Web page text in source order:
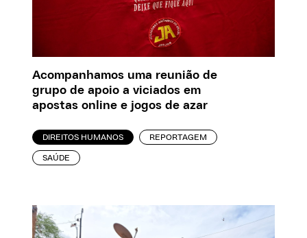
Acompanhamos uma reunião de
grupo de apoio a viciados em
apostas online e jogos de azar
DIREITOS HUMANOS REPORTAGEM
SAÚDE